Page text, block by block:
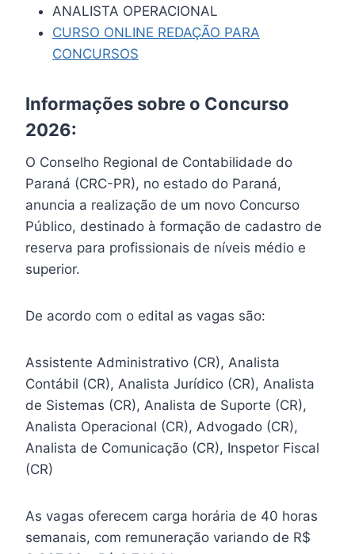
ANALISTA OPERACIONAL
CURSO ONLINE REDAÇÃO PARA
CONCURSOS
Informações sobre o Concurso
2026:
O Conselho Regional de Contabilidade do
Paraná (CRC-PR), no estado do Paraná,
anuncia a realização de um novo Concurso
Público, destinado à formação de cadastro de
reserva para profissionais de níveis médio e
superior.
De acordo com o edital as vagas são:
Assistente Administrativo (CR), Analista
Contábil (CR), Analista Jurídico (CR), Analista
de Sistemas (CR), Analista de Suporte (CR),
Analista Operacional (CR), Advogado (CR),
Analista de Comunicação (CR), Inspetor Fiscal
(CR)
As vagas oferecem carga horária de 40 horas
semanais, com remuneração variando de R$